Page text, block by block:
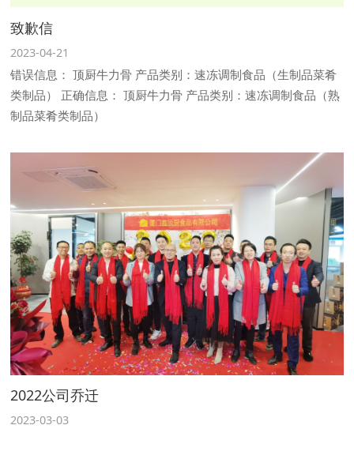
致歉信
2023-04-21
错误信息： 顶厨牛力骨 产品类别：速冻调制食品（生制品菜肴
类制品） 正确信息： 顶厨牛力骨 产品类别：速冻调制食品（熟
制品菜肴类制品）
2022公司乔迁
2023-03-03